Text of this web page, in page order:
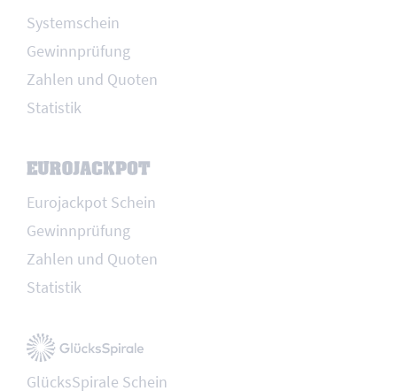
Systemschein
Gewinnprüfung
Zahlen und Quoten
Statistik
Eurojackpot Schein
Gewinnprüfung
Zahlen und Quoten
Statistik
GlücksSpirale Schein